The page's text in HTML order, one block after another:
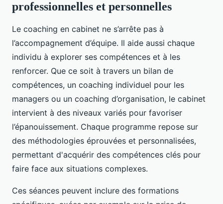
professionnelles et personnelles
Le coaching en cabinet ne s’arrête pas à
l’accompagnement d’équipe. Il aide aussi chaque
individu à explorer ses compétences et à les
renforcer. Que ce soit à travers un bilan de
compétences, un coaching individuel pour les
managers ou un coaching d’organisation, le cabinet
intervient à des niveaux variés pour favoriser
l’épanouissement. Chaque programme repose sur
des méthodologies éprouvées et personnalisées,
permettant d'acquérir des compétences clés pour
faire face aux situations complexes.
Ces séances peuvent inclure des formations